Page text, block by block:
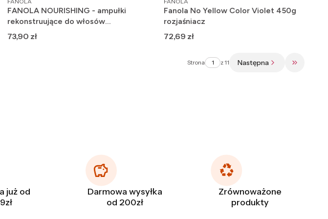
FANOLA NOURISHING - ampułki
rekonstruujące do włosów
zniszczonych 12x12ml
Cena
73,90 zł
Fanola No Yellow Color Violet 450g
rozjaśniacz
Cena
72,69 zł
Strona z 11 Następna Przejdź
już od
Darmowa wysyłka
od 200zł
Zrównoważone
produkty